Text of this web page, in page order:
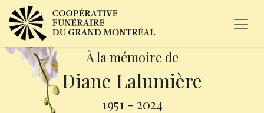
À la mémoire de
Diane Lalumière
1951 - 2024